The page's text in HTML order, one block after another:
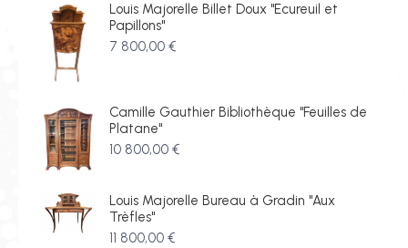
Louis Majorelle Billet Doux "Ecureuil et
Papillons"
7 800,00 €
Camille Gauthier Bibliothèque "Feuilles de
Platane"
10 800,00 €
Louis Majorelle Bureau à Gradin "Aux
Trèfles"
11 800,00 €